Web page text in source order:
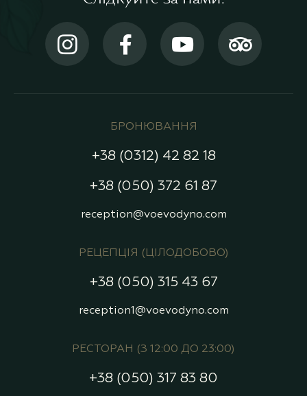
БРОНЮВАННЯ
+38 (0312) 42 82 18
+38 (050) 372 61 87
reception@voevodyno.com
РЕЦЕПЦІЯ (ЦІЛОДОБОВО)
+38 (050) 315 43 67
reception1@voevodyno.com
РЕСТОРАН (З 12:00 ДО 23:00)
+38 (050) 317 83 80